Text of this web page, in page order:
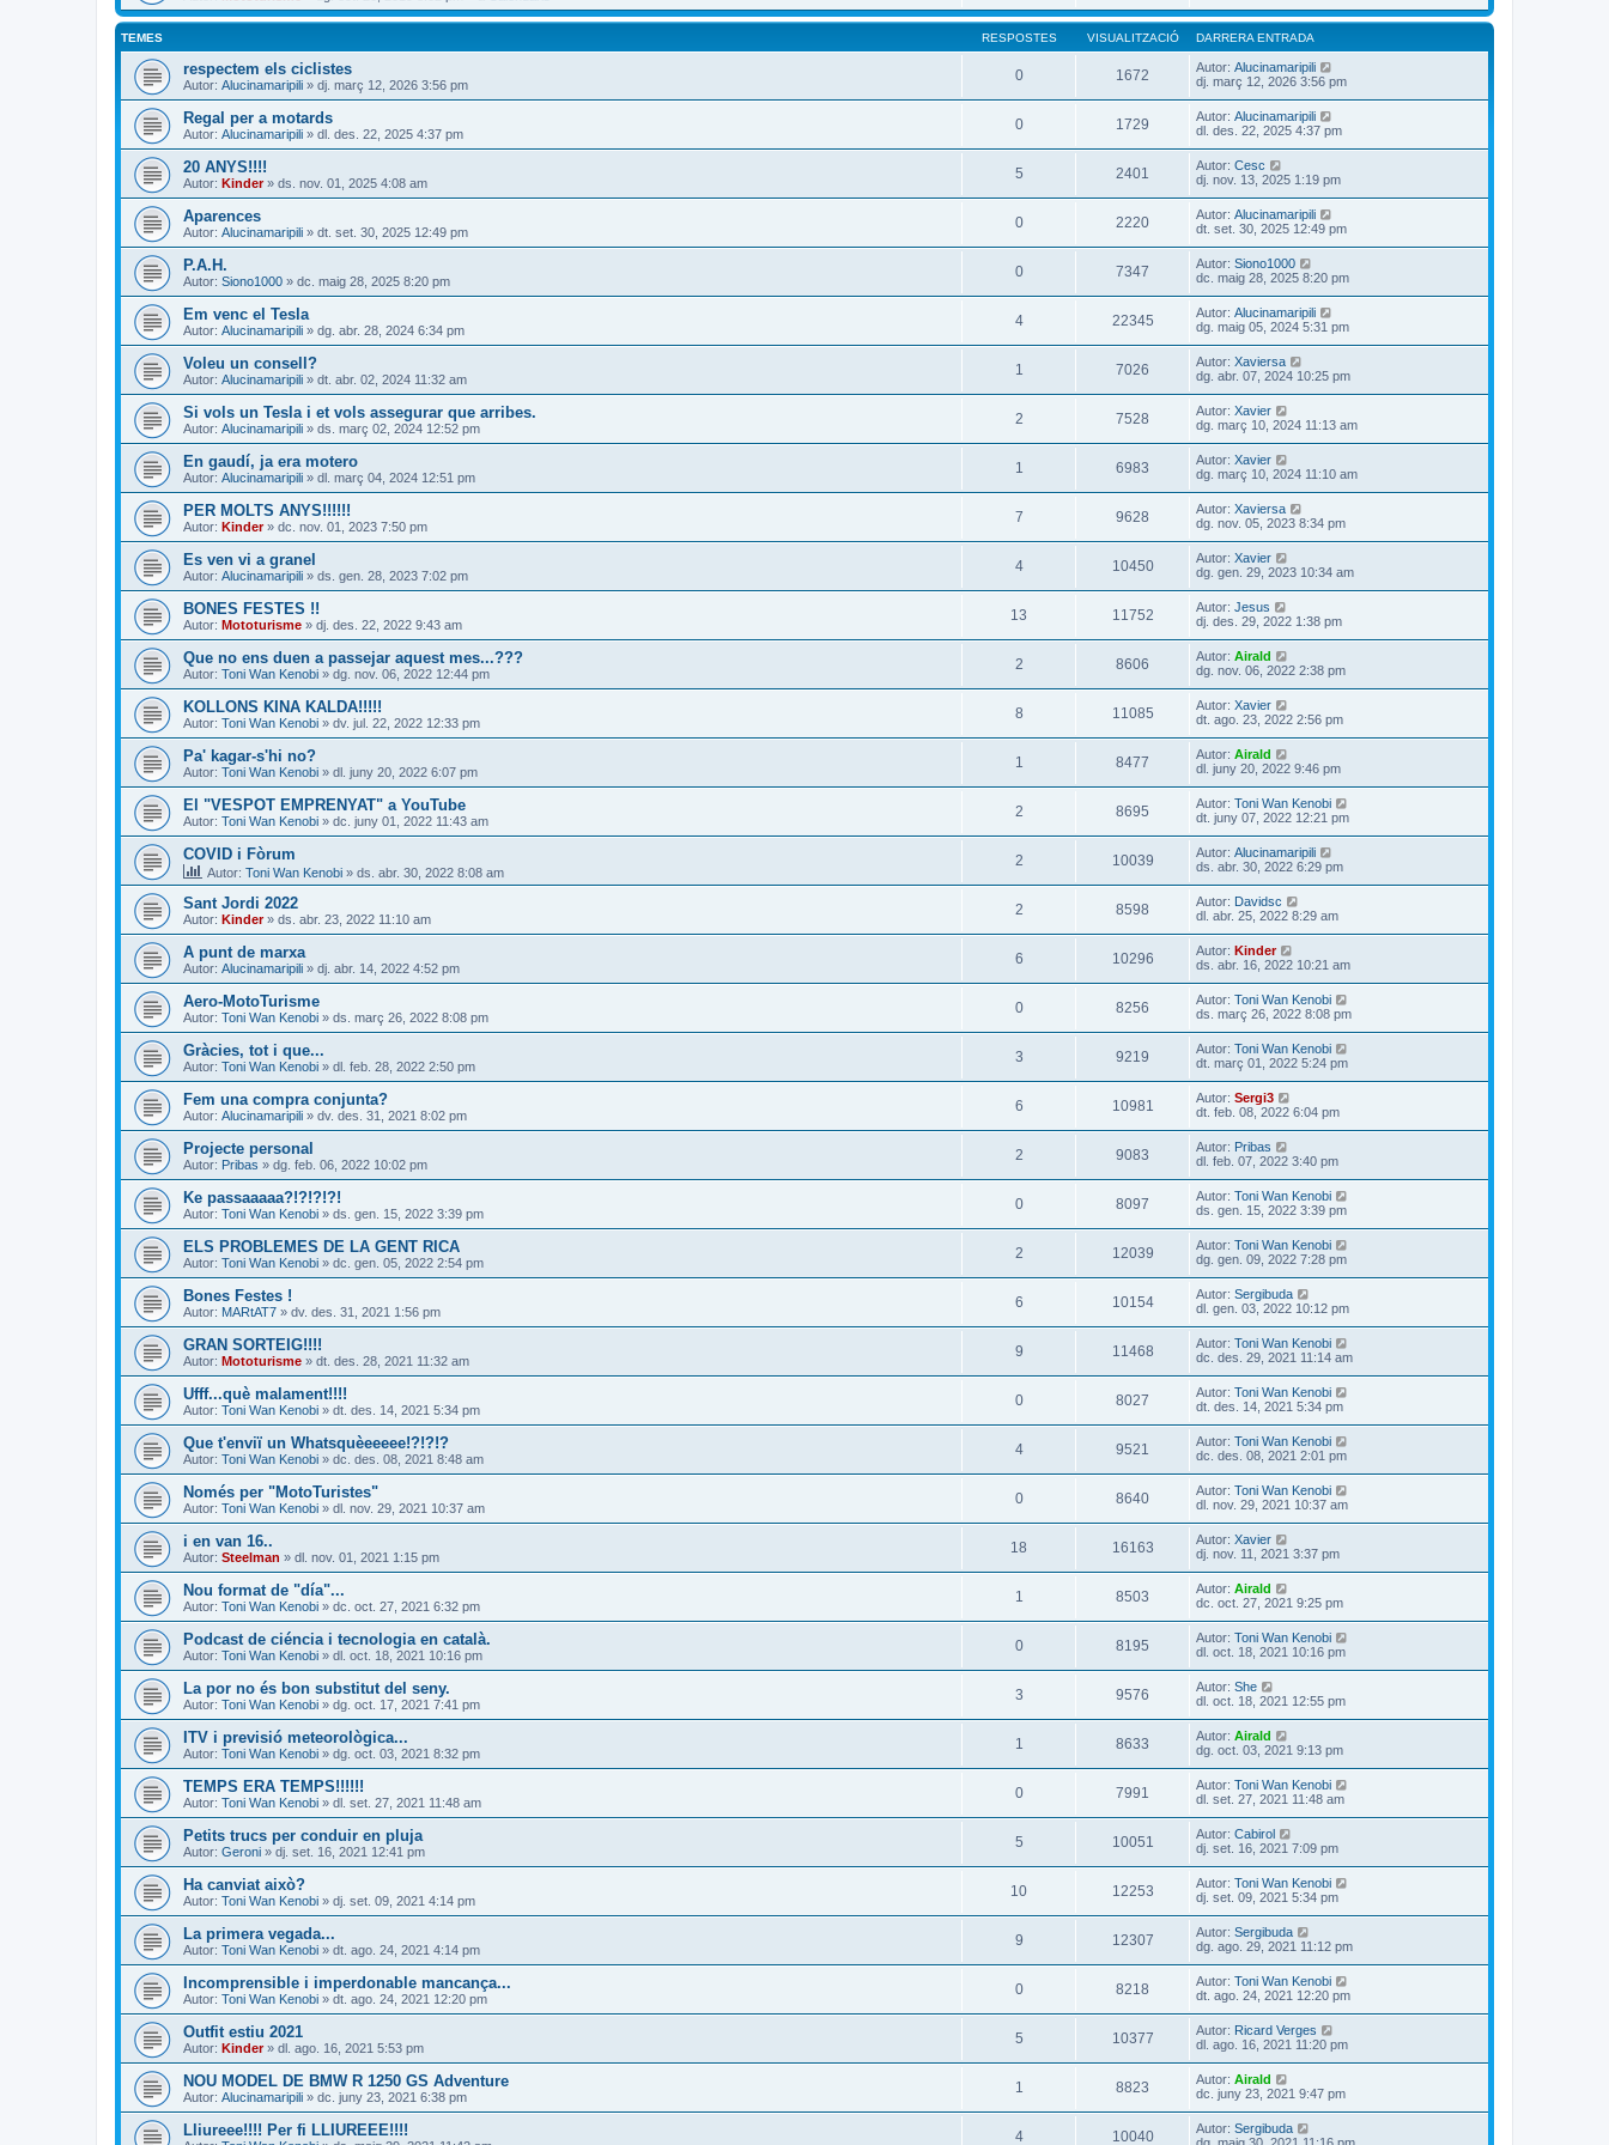
TEMES RESPOSTES VISUALITZACIÓ DARRERA ENTRADA
respectem els ciclistes
Autor: Alucinamaripili » dj. març 12, 2026 3:56 pm
0 1672 Autor: Alucinamaripili
dj. març 12, 2026 3:56 pm
Regal per a motards
Autor: Alucinamaripili » dl. des. 22, 2025 4:37 pm
0 1729 Autor: Alucinamaripili
dl. des. 22, 2025 4:37 pm
20 ANYS!!!!
Autor: Kinder» ds. nov. 01, 2025 4:08 am
5 2401 Autor: Cesc
dj. nov. 13, 2025 1:19 pm
Aparences
Autor: Alucinamaripili » dt. set. 30, 2025 12:49 pm
0 2220 Autor: Alucinamaripili
dt. set. 30, 2025 12:49 pm
P.A.H.
Autor: Siono1000 » dc. maig 28, 2025 8:20 pm
0 7347 Autor: Siono1000
dc. maig 28, 2025 8:20 pm
Em venc el Tesla
Autor: Alucinamaripili » dg. abr. 28, 2024 6:34 pm
4 22345 Autor: Alucinamaripili
dg. maig 05, 2024 5:31 pm
Voleu un consell?
Autor: Alucinamaripili » dt. abr. 02, 2024 11:32 am
1 7026 Autor: Xaviersa
dg. abr. 07, 2024 10:25 pm
Si vols un Tesla i et vols assegurar que arribes.
Autor: Alucinamaripili » ds. març 02, 2024 12:52 pm
2 7528 Autor: Xavier
dg. març 10, 2024 11:13 am
En gaudí, ja era motero
Autor: Alucinamaripili » dl. març 04, 2024 12:51 pm
1 6983 Autor: Xavier
dg. març 10, 2024 11:10 am
PER MOLTS ANYS!!!!!!
Autor: Kinder» dc. nov. 01, 2023 7:50 pm
7 9628 Autor: Xaviersa
dg. nov. 05, 2023 8:34 pm
Es ven vi a granel
Autor: Alucinamaripili » ds. gen. 28, 2023 7:02 pm
4 10450 Autor: Xavier
dg. gen. 29, 2023 10:34 am
BONES FESTES !!
Autor: Mototurisme » dj. des. 22, 2022 9:43 am
13 11752 Autor: Jesus
dj. des. 29, 2022 1:38 pm
Que no ens duen a passejar aquest mes...???
Autor: Toni Wan Kenobi » dg. nov. 06, 2022 12:44 pm
2 8606 Autor: Airald
dg. nov. 06, 2022 2:38 pm
KOLLONS KINA KALDA!!!!!
Autor: Toni Wan Kenobi » dv. jul. 22, 2022 12:33 pm
8 11085 Autor: Xavier
dt. ago. 23, 2022 2:56 pm
Pa' kagar-s'hi no?
Autor: Toni Wan Kenobi » dl. juny 20, 2022 6:07 pm
1 8477 Autor: Airald
dl. juny 20, 2022 9:46 pm
El "VESPOT EMPRENYAT" a YouTube
Autor: Toni Wan Kenobi » dc. juny 01, 2022 11:43 am
2 8695 Autor: Toni Wan Kenobi
dt. juny 07, 2022 12:21 pm
COVID i Fòrum
Autor: Toni Wan Kenobi » ds. abr. 30, 2022 8:08 am
2 10039 Autor: Alucinamaripili
ds. abr. 30, 2022 6:29 pm
Sant Jordi 2022
Autor: Kinder» ds. abr. 23, 2022 11:10 am
2 8598 Autor: Davidsc
dl. abr. 25, 2022 8:29 am
A punt de marxa
Autor: Alucinamaripili » dj. abr. 14, 2022 4:52 pm
6 10296 Autor: Kinder
ds. abr. 16, 2022 10:21 am
Aero-MotoTurisme
Autor: Toni Wan Kenobi » ds. març 26, 2022 8:08 pm
0 8256 Autor: Toni Wan Kenobi
ds. març 26, 2022 8:08 pm
Gràcies, tot i que...
Autor: Toni Wan Kenobi » dl. feb. 28, 2022 2:50 pm
3 9219 Autor: Toni Wan Kenobi
dt. març 01, 2022 5:24 pm
Fem una compra conjunta?
Autor: Alucinamaripili » dv. des. 31, 2021 8:02 pm
6 10981 Autor: Sergi3
dt. feb. 08, 2022 6:04 pm
Projecte personal
Autor: Pribas » dg. feb. 06, 2022 10:02 pm
2 9083 Autor: Pribas
dl. feb. 07, 2022 3:40 pm
Ke passaaaaa?!?!?!?!
Autor: Toni Wan Kenobi » ds. gen. 15, 2022 3:39 pm
0 8097 Autor: Toni Wan Kenobi
ds. gen. 15, 2022 3:39 pm
ELS PROBLEMES DE LA GENT RICA
Autor: Toni Wan Kenobi » dc. gen. 05, 2022 2:54 pm
2 12039 Autor: Toni Wan Kenobi
dg. gen. 09, 2022 7:28 pm
Bones Festes !
Autor: MARtAT7 » dv. des. 31, 2021 1:56 pm
6 10154 Autor: Sergibuda
dl. gen. 03, 2022 10:12 pm
GRAN SORTEIG!!!!
Autor: Mototurisme » dt. des. 28, 2021 11:32 am
9 11468 Autor: Toni Wan Kenobi
dc. des. 29, 2021 11:14 am
Ufff...què malament!!!!
Autor: Toni Wan Kenobi » dt. des. 14, 2021 5:34 pm
0 8027 Autor: Toni Wan Kenobi
dt. des. 14, 2021 5:34 pm
Que t'enviï un Whatsquèeeeee!?!?!?
Autor: Toni Wan Kenobi » dc. des. 08, 2021 8:48 am
4 9521 Autor: Toni Wan Kenobi
dc. des. 08, 2021 2:01 pm
Només per "MotoTuristes"
Autor: Toni Wan Kenobi » dl. nov. 29, 2021 10:37 am
0 8640 Autor: Toni Wan Kenobi
dl. nov. 29, 2021 10:37 am
i en van 16..
Autor: Steelman » dl. nov. 01, 2021 1:15 pm
18 16163 Autor: Xavier
dj. nov. 11, 2021 3:37 pm
Nou format de "día"...
Autor: Toni Wan Kenobi » dc. oct. 27, 2021 6:32 pm
1 8503 Autor: Airald
dc. oct. 27, 2021 9:25 pm
Podcast de ciéncia i tecnologia en català.
Autor: Toni Wan Kenobi » dl. oct. 18, 2021 10:16 pm
0 8195 Autor: Toni Wan Kenobi
dl. oct. 18, 2021 10:16 pm
La por no és bon substitut del seny.
Autor: Toni Wan Kenobi » dg. oct. 17, 2021 7:41 pm
3 9576 Autor: She
dl. oct. 18, 2021 12:55 pm
ITV i previsió meteorològica...
Autor: Toni Wan Kenobi » dg. oct. 03, 2021 8:32 pm
1 8633 Autor: Airald
dg. oct. 03, 2021 9:13 pm
TEMPS ERA TEMPS!!!!!!
Autor: Toni Wan Kenobi » dl. set. 27, 2021 11:48 am
0 7991 Autor: Toni Wan Kenobi
dl. set. 27, 2021 11:48 am
Petits trucs per conduir en pluja
Autor: Geroni » dj. set. 16, 2021 12:41 pm
5 10051 Autor: Cabirol
dj. set. 16, 2021 7:09 pm
Ha canviat això?
Autor: Toni Wan Kenobi » dj. set. 09, 2021 4:14 pm
10 12253 Autor: Toni Wan Kenobi
dj. set. 09, 2021 5:34 pm
La primera vegada...
Autor: Toni Wan Kenobi » dt. ago. 24, 2021 4:14 pm
9 12307 Autor: Sergibuda
dg. ago. 29, 2021 11:12 pm
Incomprensible i imperdonable mancança...
Autor: Toni Wan Kenobi » dt. ago. 24, 2021 12:20 pm
0 8218 Autor: Toni Wan Kenobi
dt. ago. 24, 2021 12:20 pm
Outfit estiu 2021
Autor: Kinder» dl. ago. 16, 2021 5:53 pm
5 10377 Autor: Ricard Verges
dl. ago. 16, 2021 11:20 pm
NOU MODEL DE BMW R 1250 GS Adventure
Autor: Alucinamaripili » dc. juny 23, 2021 6:38 pm
1 8823 Autor: Airald
dc. juny 23, 2021 9:47 pm
Lliureee!!!! Per fi LLIUREEE!!!! 4 10040 Autor: Sergibuda